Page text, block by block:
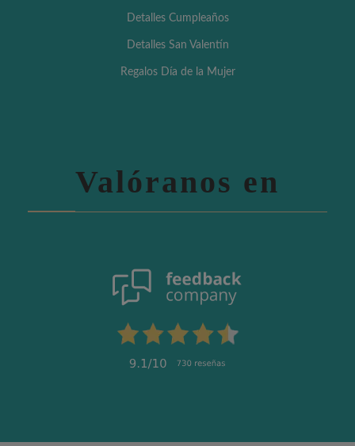
Detalles Cumpleaños
Detalles San Valentín
Regalos Día de la Mujer
Valóranos en